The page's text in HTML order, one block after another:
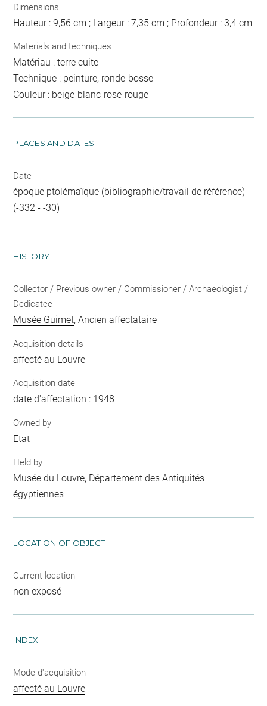
Dimensions
Hauteur : 9,56 cm ; Largeur : 7,35 cm ; Profondeur : 3,4 cm
Materials and techniques
Matériau : terre cuite
Technique : peinture, ronde-bosse
Couleur : beige-blanc-rose-rouge
PLACES AND DATES
Date
époque ptolémaïque (bibliographie/travail de référence)
(-332 - -30)
HISTORY
Collector / Previous owner / Commissioner / Archaeologist /
Dedicatee
Musée Guimet, Ancien affectataire
Acquisition details
affecté au Louvre
Acquisition date
date d'affectation : 1948
Owned by
Etat
Held by
Musée du Louvre, Département des Antiquités
égyptiennes
LOCATION OF OBJECT
Current location
non exposé
INDEX
Mode d'acquisition
affecté au Louvre